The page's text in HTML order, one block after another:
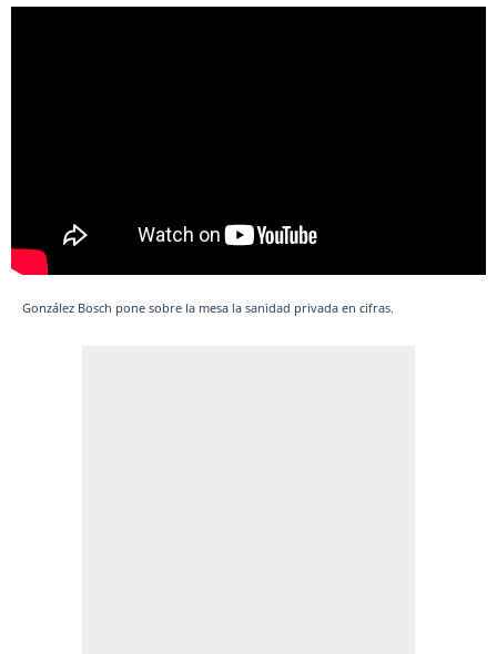
González Bosch pone sobre la mesa la sanidad privada en cifras.